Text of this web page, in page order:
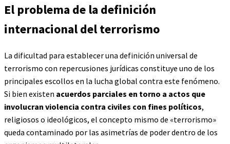
El problema de la definición
internacional del terrorismo
La dificultad para establecer una definición universal de
terrorismo con repercusiones jurídicas constituye uno de los
principales escollos en la lucha global contra este fenómeno.
Si bien existen acuerdos parciales en torno a actos que
involucran violencia contra civiles con fines políticos,
religiosos o ideológicos, el concepto mismo de «terrorismo»
queda contaminado por las asimetrías de poder dentro de los